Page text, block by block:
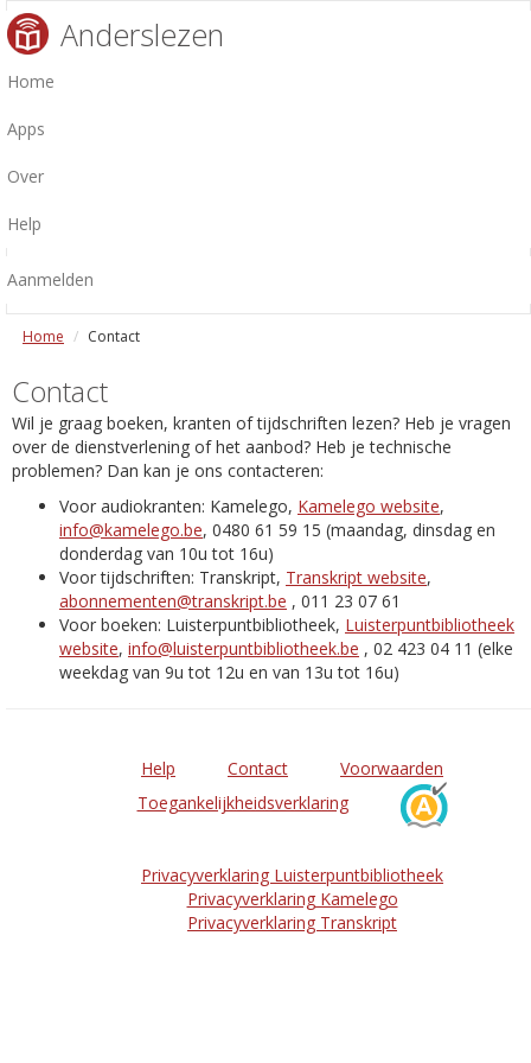
Anderslezen
Home
Apps
Over
Help
Aanmelden
Home Contact
Contact
Wil je graag boeken, kranten of tijdschriften lezen? Heb je vragen
over de dienstverlening of het aanbod? Heb je technische
problemen? Dan kan je ons contacteren:
Voor audiokranten: Kamelego, Kamelego website,
info@kamelego.be, 0480 61 59 15 (maandag, dinsdag en
donderdag van 10u tot 16u)
Voor tijdschriften: Transkript, Transkript website,
abonnementen@transkript.be , 011 23 07 61
Voor boeken: Luisterpuntbibliotheek, Luisterpuntbibliotheek
website, info@luisterpuntbibliotheek.be , 02 423 04 11 (elke
weekdag van 9u tot 12u en van 13u tot 16u)
Help Contact
Voorwaarden
Toegankelijkheidsverklaring
Privacyverklaring Luisterpuntbibliotheek
Privacyverklaring Kamelego
Privacyverklaring Transkript